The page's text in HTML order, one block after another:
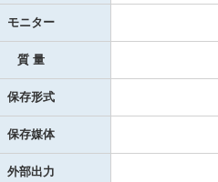
モニター
質 量
保存形式
保存媒体
外部出力